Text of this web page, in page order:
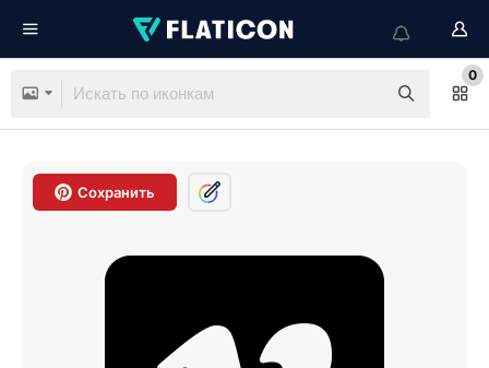
0
Сохранить